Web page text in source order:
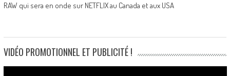
RAW qui sera en onde sur NETFLIX au Canada et aux USA
VIDÉO PROMOTIONNEL ET PUBLICITÉ !